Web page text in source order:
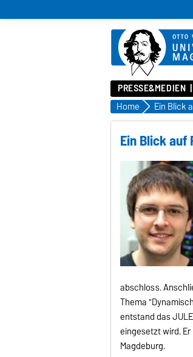
PRESSE&MEDIEN
Home Ein Blick
Ein Blick auf
abschloss.
Thema
entstand das
eingesetzt wird.
Magdeburg.